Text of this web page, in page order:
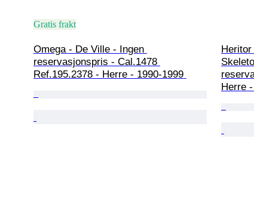
Gratis frakt
Omega - De Ville - Ingen
reservasjonspris - Cal.1478
Ref.195.2378 - Herre - 1990-1999
Herre